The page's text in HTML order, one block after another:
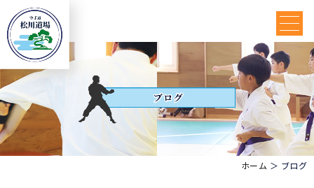
ホーム ＞ ブログ